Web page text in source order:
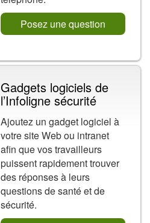
Posez une question
Gadgets logiciels de
l’Infoligne sécurité
Ajoutez un gadget logiciel à
votre site Web ou intranet
afin que vos travailleurs
puissent rapidement trouver
des réponses à leurs
questions de santé et de
sécurité.